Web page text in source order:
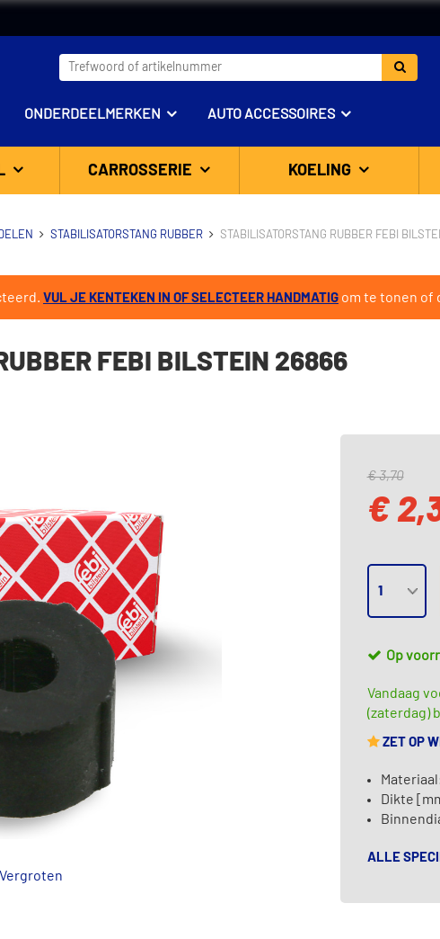
ONDERDEELMERKEN AUTO ACCESSOIRES
CARROSSERIE KOELING
STABILISATORSTANG RUBBER STABILISATORSTANG RUBBER FEBI
VUL JE KENTEKEN IN OF SELECTEER HANDMATIG om te tonen of
FEBI BILSTEIN 26866
Vergroten
€ 3,70
€
Op
Vandaag
(zaterdag)
ZET OP
Dikte
ALLE